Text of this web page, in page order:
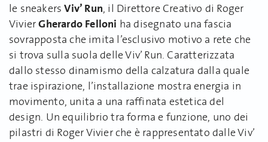
le sneakersViv’ Run, il Direttore Creativo di Roger
VivierGherardo Felloni ha disegnato una fascia
sovrapposta che imita l’esclusivo motivo a rete che
si trova sulla suola delle Viv’ Run. Caratterizzata
dallo stesso dinamismo della calzatura dalla quale
trae ispirazione, l’installazione mostra energia in
movimento, unita a una raffinata estetica del
design. Un equilibrio tra forma e funzione, uno dei
pilastri di Roger Vivier che è rappresentato dalle Viv’